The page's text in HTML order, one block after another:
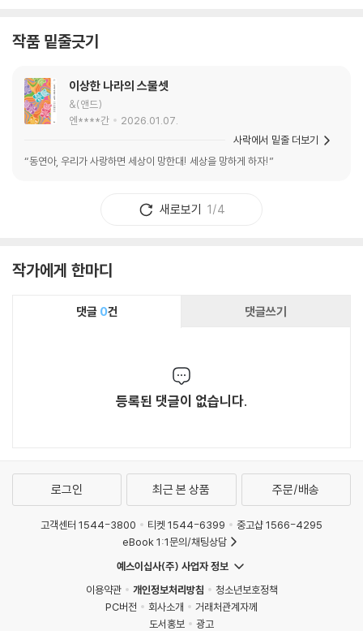
작품 밑줄긋기
이상한 나라의 스물셋
&(앤드)
엔****간
2026.01.07.
“동연아, 우리가 사랑하면 세상이 망한대! 세상을 망하게 하자!”
사락에서 밑줄 더보기
새로보기 1/4
작가에게 한마디
댓글 0건 댓글쓰기
등록된 댓글이 없습니다.
로그인 최근 본 상품 주문/배송
고객센터 1544-3800 티켓 1544-6399
중고샵 1566-4295
eBook 1:1문의/채팅상담
예스이십사(주) 사업자 정보
이용약관
개인정보처리방침
청소년보호정책
PC버전
회사소개
거래처관계자께
도서홍보
광고